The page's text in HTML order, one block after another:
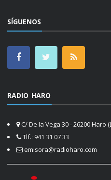
SÍGUENOS
RADIO HARO
C/ De la Vega 30 - 26200 Haro
Tlf.: 941 31 07 33
emisora@radioharo.com